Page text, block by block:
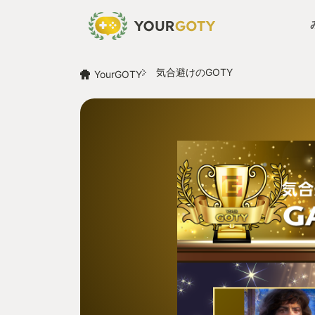
YourGOTY 気合避けのGOTY